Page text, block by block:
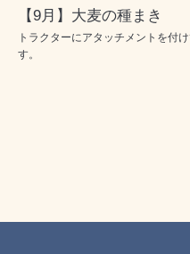
【9月】大麦の種まき
トラクターにアタッチメントを付
す。